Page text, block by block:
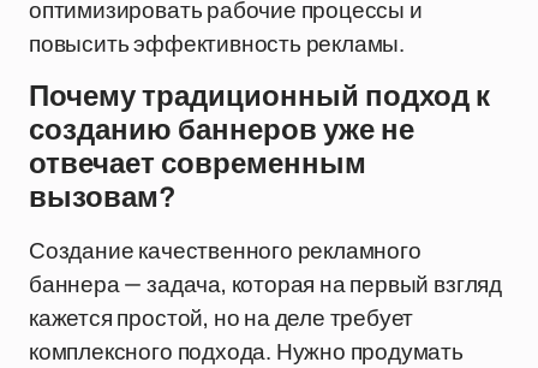
оптимизировать рабочие процессы и
повысить эффективность рекламы.
Почему традиционный подход к
созданию баннеров уже не
отвечает современным
вызовам?
Создание качественного рекламного
баннера — задача, которая на первый взгляд
кажется простой, но на деле требует
комплексного подхода. Нужно продумать